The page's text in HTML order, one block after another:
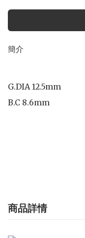
簡介
G.DIA 12.5mm
B.C 8.6mm
商品詳情